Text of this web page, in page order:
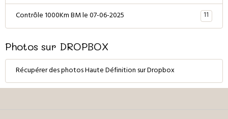
Contrôle 1000Km BM le 07-06-2025
11
Photos sur DROPBOX
Récupérer des photos Haute Définition sur Dropbox